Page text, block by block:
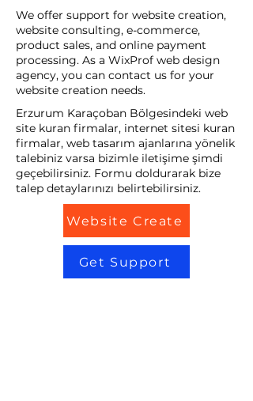
We offer support for website creation,
website consulting, e-commerce,
product sales, and online payment
processing. As a WixProf web design
agency, you can contact us for your
website creation needs.
Erzurum Karaçoban Bölgesindeki web
site kuran firmalar, internet sitesi kuran
firmalar, web tasarım ajanlarına yönelik
talebiniz varsa bizimle iletişime şimdi
geçebilirsiniz. Formu doldurarak bize
talep detaylarınızı belirtebilirsiniz.
Website Create
Get Support